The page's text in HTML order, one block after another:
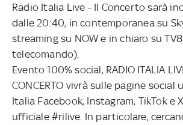
Radio Italia Live - Il Concerto sarà
dalle 20:40, in contemporanea su
streaming su NOW e in chiaro su
telecomando).
Evento 100% social, RADIO ITALIA
CONCERTO vivrà sulle pagine social
Italia Facebook, Instagram, TikTok e
ufficiale #rilive. In particolare,